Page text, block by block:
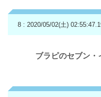
8 : 2020/05/02(土)
ブラピのセブン・